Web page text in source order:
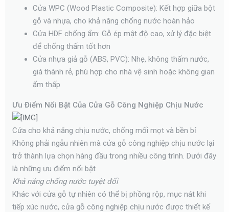
Cửa WPC (Wood Plastic Composite): Kết hợp giữa bột
gỗ và nhựa, cho khả năng chống nước hoàn hảo
Cửa HDF chống ẩm: Gỗ ép mật độ cao, xử lý đặc biệt
để chống thấm tốt hơn
Cửa nhựa giả gỗ (ABS, PVC): Nhẹ, không thấm nước,
giá thành rẻ, phù hợp cho nhà vệ sinh hoặc không gian
ẩm thấp
Ưu Điểm Nổi Bật Của Cửa Gỗ Công Nghiệp Chịu Nước
Cửa cho khả năng chịu nước, chống mối mọt và bền bỉ
Không phải ngẫu nhiên mà cửa gỗ công nghiệp chịu nước lại
trở thành lựa chọn hàng đầu trong nhiều công trình. Dưới đây
là những ưu điểm nổi bật
Khả năng chống nước tuyệt đối
Khác với cửa gỗ tự nhiên có thể bị phồng rộp, mục nát khi
tiếp xúc nước, cửa gỗ công nghiệp chịu nước được thiết kế